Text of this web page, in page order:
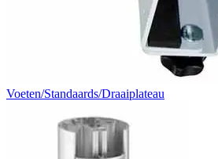
Voeten/Standaards/Draaiplateau